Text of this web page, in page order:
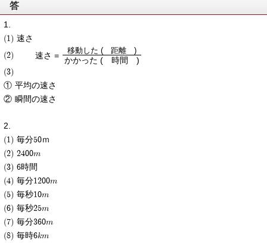
答
(1) 速さ
(2) 速さ = 移動した ( 距離 )
かかった ( 時間 )
(3)
① 平均の速さ
② 瞬間の速さ
(1) 毎分50ｍ
(2) 2400m
(3) 6時間
(4) 毎分1200m
(5) 毎秒10m
(6) 毎秒25m
(7) 毎分360m
(8) 毎時6km